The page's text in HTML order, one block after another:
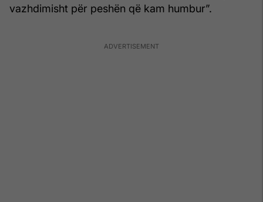
vazhdimisht për peshën që kam humbur”.